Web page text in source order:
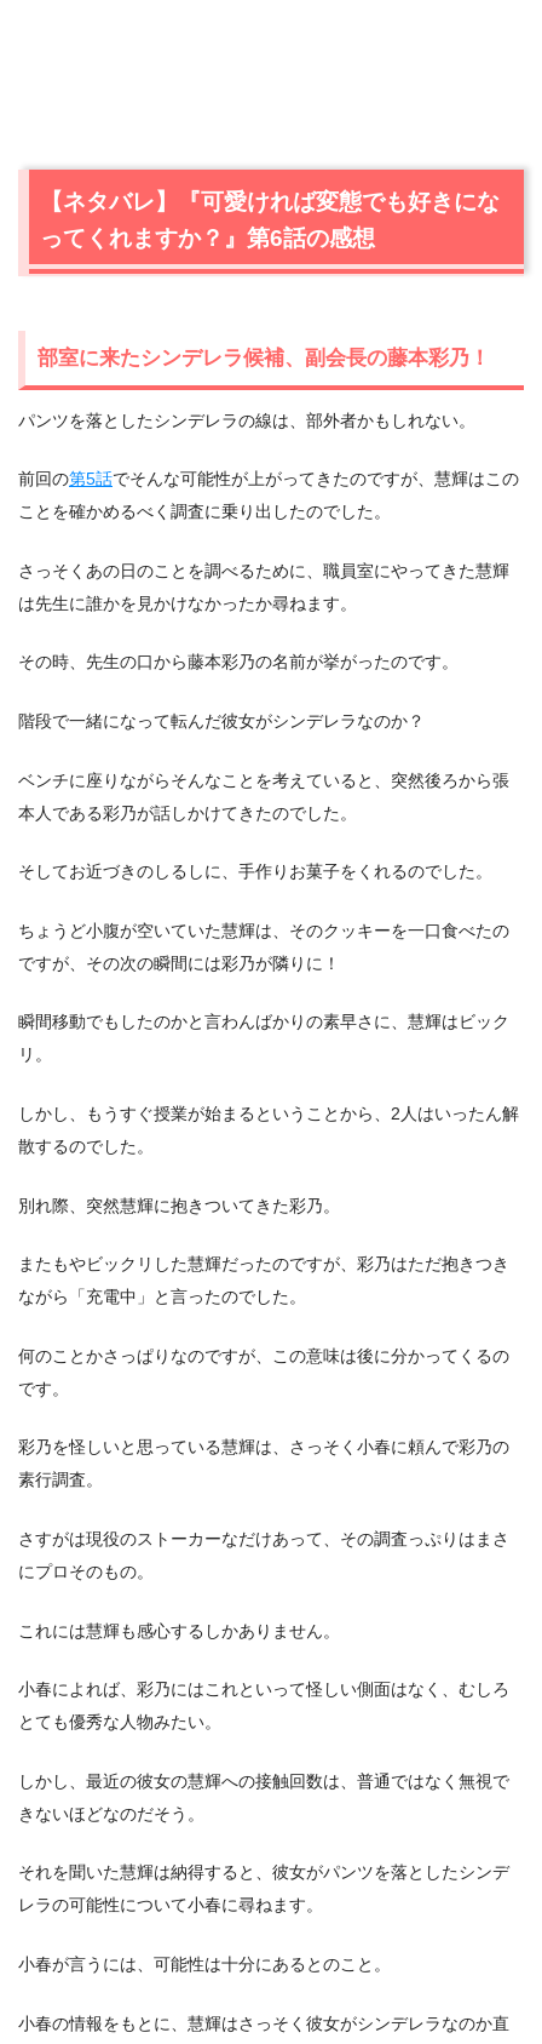
【ネタバレ】『可愛ければ変態でも好きにな
ってくれますか？』第6話の感想
部室に来たシンデレラ候補、副会長の藤本彩乃！
パンツを落としたシンデレラの線は、部外者かもしれない。
前回の第5話でそんな可能性が上がってきたのですが、慧輝はこの
ことを確かめるべく調査に乗り出したのでした。
さっそくあの日のことを調べるために、職員室にやってきた慧輝
は先生に誰かを見かけなかったか尋ねます。
その時、先生の口から藤本彩乃の名前が挙がったのです。
階段で一緒になって転んだ彼女がシンデレラなのか？
ベンチに座りながらそんなことを考えていると、突然後ろから張
本人である彩乃が話しかけてきたのでした。
そしてお近づきのしるしに、手作りお菓子をくれるのでした。
ちょうど小腹が空いていた慧輝は、そのクッキーを一口食べたの
ですが、その次の瞬間には彩乃が隣りに！
瞬間移動でもしたのかと言わんばかりの素早さに、慧輝はビック
リ。
しかし、もうすぐ授業が始まるということから、2人はいったん解
散するのでした。
別れ際、突然慧輝に抱きついてきた彩乃。
またもやビックリした慧輝だったのですが、彩乃はただ抱きつき
ながら「充電中」と言ったのでした。
何のことかさっぱりなのですが、この意味は後に分かってくるの
です。
彩乃を怪しいと思っている慧輝は、さっそく小春に頼んで彩乃の
素行調査。
さすがは現役のストーカーなだけあって、その調査っぷりはまさ
にプロそのもの。
これには慧輝も感心するしかありません。
小春によれば、彩乃にはこれといって怪しい側面はなく、むしろ
とても優秀な人物みたい。
しかし、最近の彼女の慧輝への接触回数は、普通ではなく無視で
きないほどなのだそう。
それを聞いた慧輝は納得すると、彼女がパンツを落としたシンデ
レラの可能性について小春に尋ねます。
小春が言うには、可能性は十分にあるとのこと。
小春の情報をもとに、慧輝はさっそく彼女がシンデレラなのか直